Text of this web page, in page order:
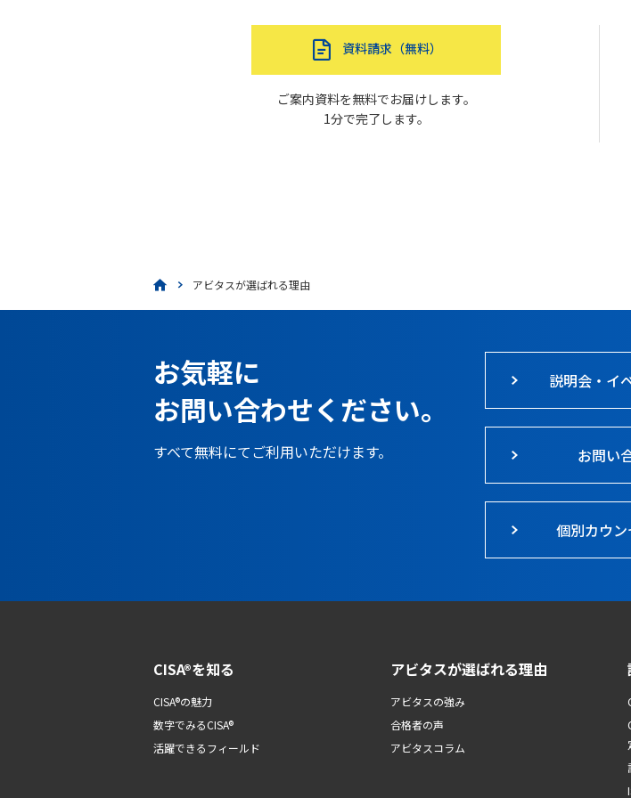
資料請求（無料）
ご案内資料を無料でお届けします。
1分で完了します。
アビタスが選ばれる理由
お気軽に
お問い合わせください。
すべて無料にてご利用いただけます。
説明会・イ
お問い
個別カウ
CISA®を知る
CISA®の魅力
数字でみるCISA®
活躍できるフィールド
アビタスが選ばれる理由
アビタスの強み
合格者の声
アビタスコラム